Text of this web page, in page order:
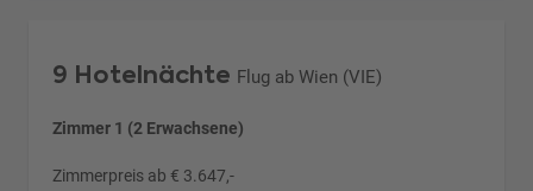
9 Hotelnächte Flug ab Wien (VIE)
Zimmer 1 (2 Erwachsene)
Zimmerpreis ab € 3.647,-